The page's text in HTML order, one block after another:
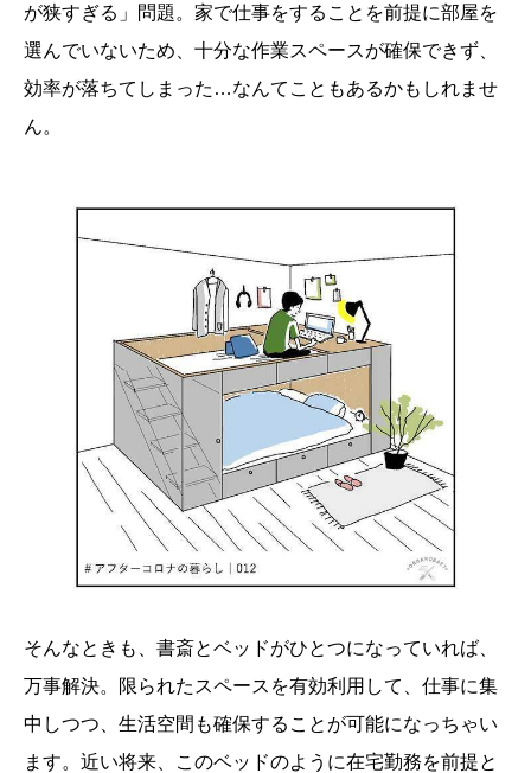
が狭すぎる」問題。家で仕事をすることを前提に部屋を
選んでいないため、十分な作業スペースが確保できず、
効率が落ちてしまった…なんてこともあるかもしれませ
ん。
そんなときも、書斎とベッドがひとつになっていれば、
万事解決。限られたスペースを有効利用して、仕事に集
中しつつ、生活空間も確保することが可能になっちゃい
ます。近い将来、このベッドのように在宅勤務を前提と